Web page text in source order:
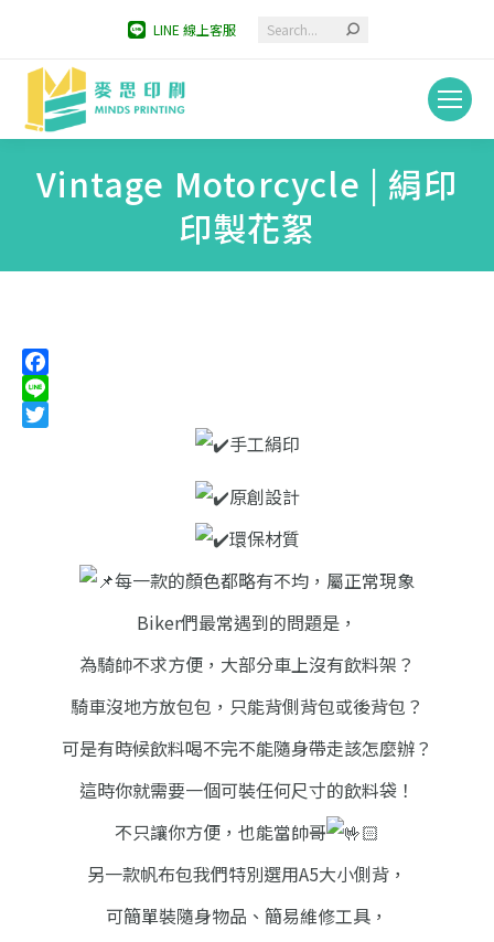
LINE 線上客服 Search:
Vintage Motorcycle | 絹印
印製花絮
Facebook
Line
手工絹印
原創設計
環保材質
每一款的顏色都略有不均，屬正常現象
Biker們最常遇到的問題是，
為騎帥不求方便，大部分車上沒有飲料架？
騎車沒地方放包包，只能背側背包或後背包？
可是有時候飲料喝不完不能隨身帶走該怎麼辦？
這時你就需要一個可裝任何尺寸的飲料袋！
不只讓你方便，也能當帥哥
另一款帆布包我們特別選用A5大小側背，
可簡單裝隨身物品、簡易維修工具，